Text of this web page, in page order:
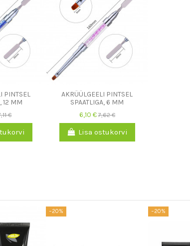
PINTSEL
12 MM
€
AKRÜÜLGEELI PINTSEL
SPAATLIGA, 6 MM
6,10 €7,62 €
Lisa ostukorvi
−20% −20%